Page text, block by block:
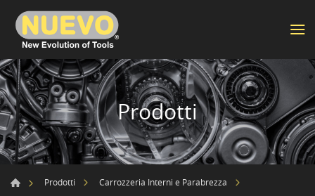
Prodotti
Prodotti
Carrozzeria Interni e Parabrezza